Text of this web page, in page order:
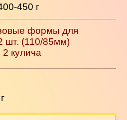
450 г
формы для
шт. (110/85мм)
кулича